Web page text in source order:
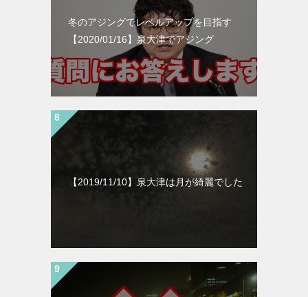
冬のアジングでレベルアップを目指す
【2020/01/16】泉大津でアジング
【2019/11/10】泉大津は月が綺麗でした